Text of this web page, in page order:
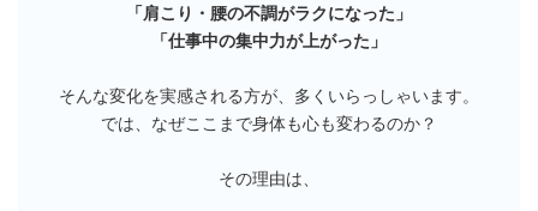
「肩こり・腰の不調がラクになった」
「仕事中の集中力が上がった」
そんな変化を実感される方が、多くいらっしゃいます。
では、なぜここまで身体も心も変わるのか？
その理由は、